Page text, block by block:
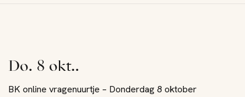
do. 8 okt..
BK online vragenuurtje – Donderdag 8 oktober